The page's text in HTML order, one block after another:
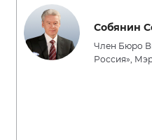
Собянин
Член Бюро
Россия»,